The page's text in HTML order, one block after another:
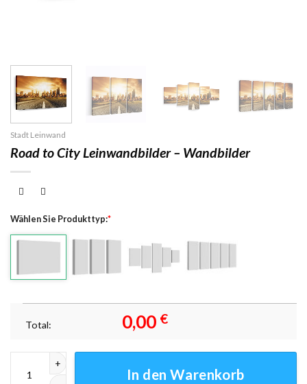
Stadt Leinwand
Road to City Leinwandbilder – Wandbilder
Wählen Sie Produkttyp:*
Total: 0,00 €
In den Warenkorb